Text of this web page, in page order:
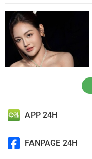
APP 24H
FANPAGE 24H